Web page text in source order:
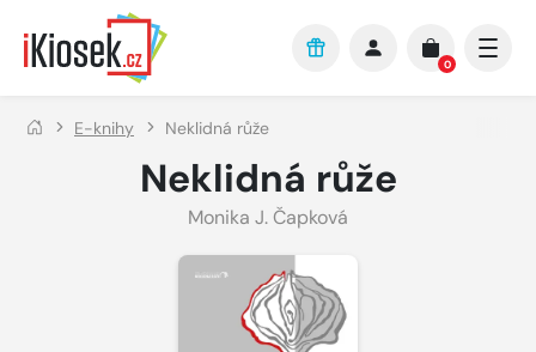
Přejít na hlavní obsah
0
E-knihy Neklidná růže
Neklidná růže
Monika J. Čapková